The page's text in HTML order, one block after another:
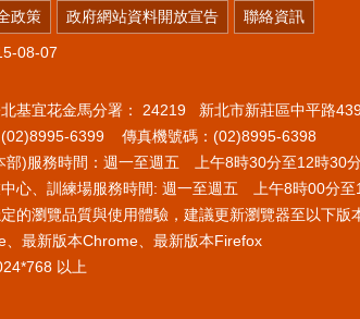
政策 政府網站資料開放宣告 聯絡資訊
08-07
基宜花金馬分署： 24219 新北市新莊區中平路
(02)8995-6399 傳真機號碼：(02)8995-6398
部)服務時間：週一至週五 上午8時30分至12時30
心、訓練場服務時間: 週一至週五 上午8時00分
的瀏覽品質與使用體驗，建議更新瀏覽器至以下版
、最新版本Chrome、最新版本Firefox
以上